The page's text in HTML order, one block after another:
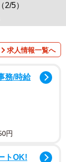
5）
求人情報一覧へ
務/時給
円
トOK!